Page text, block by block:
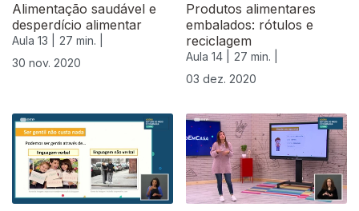
Alimentação saudável e
desperdício alimentar
Aula 13 |
27 min. |
30 nov. 2020
Produtos alimentares
embalados: rótulos e
reciclagem
Aula 14 |
27 min. |
03 dez. 2020